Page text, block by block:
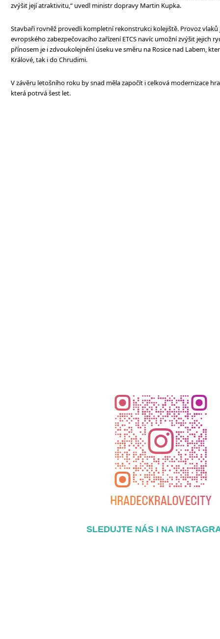
zvýšit její atraktivitu,“ uvedl ministr dopravy Martin Kupka.
Stavbaři rovněž provedli kompletní rekonstrukci kolejiště. Provoz
evropského zabezpečovacího zařízení ETCS navíc umožní zvýšit jejich
přínosem je i zdvoukolejnění úseku ve směru na Rosice nad Labem,
Králové, tak i do Chrudimi.
V závěru letošního roku by snad měla započít i celková modernizace
která potrvá šest let.
SLEDUJTE NÁS I NA